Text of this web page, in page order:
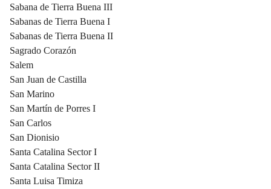
Sabana de Tierra Buena III
Sabanas de Tierra Buena I
Sabanas de Tierra Buena II
Sagrado Corazón
Salem
San Juan de Castilla
San Marino
San Martín de Porres I
San Carlos
San Dionisio
Santa Catalina Sector I
Santa Catalina Sector II
Santa Luisa Timiza